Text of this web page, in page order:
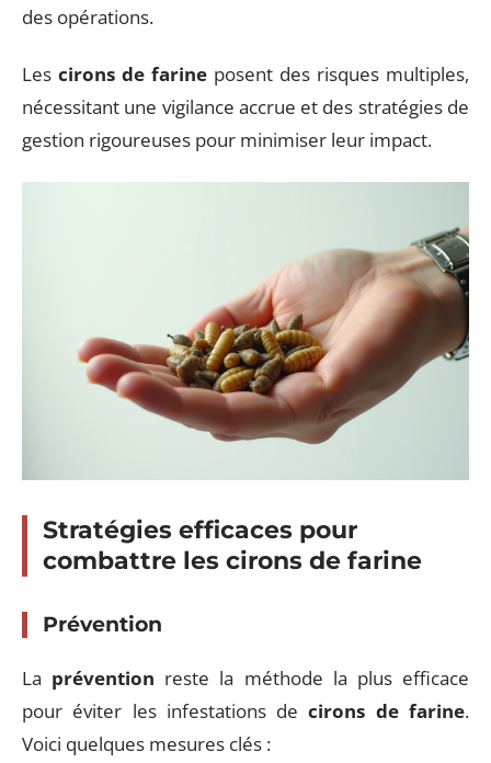
des opérations.
Les cirons de farine posent des risques multiples,
nécessitant une vigilance accrue et des stratégies de
gestion rigoureuses pour minimiser leur impact.
Stratégies efficaces pour
combattre les cirons de farine
Prévention
La prévention reste la méthode la plus efficace
pour éviter les infestations decirons de farine.
Voici quelques mesures clés :